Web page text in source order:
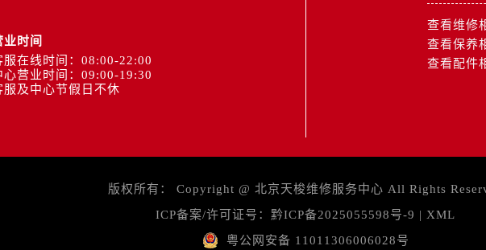
业时间
服在线时间：08:00-22:00
心营业时间：09:00-19:30
服及中心节假日不休
查看维修
查看保养
查看配件
版权所有： Copyright @ 北京天梭维修服务中心 All Rights
ICP备案/许可证号： 黔ICP备2025055598号-9 | XML
粤公网安备 11011306006028号